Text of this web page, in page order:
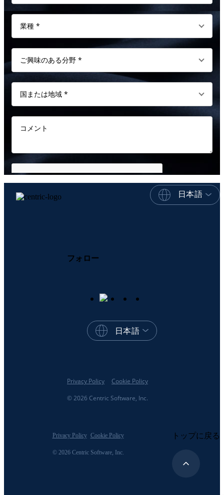
日本語
フォロー
日本語
© 2026 Centric Software, Inc.
Privacy Policy Cookie Policy
© 2026 Centric Software, Inc.
Privacy Policy Cookie Policy トップに戻る